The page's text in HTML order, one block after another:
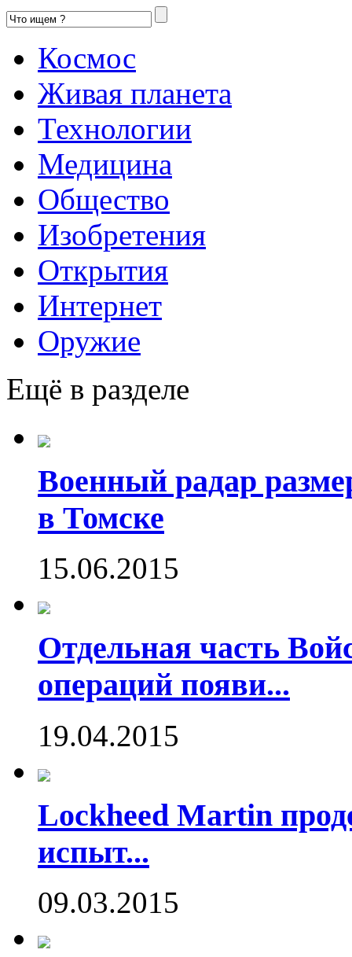
Космос
Живая планета
Технологии
Медицина
Общество
Изобретения
Открытия
Интернет
Оружие
Ещё в разделе
Военный радар
в Томске
15.06.2015
Отдельная часть
операций появи...
19.04.2015
Lockheed Martin
испыт...
09.03.2015